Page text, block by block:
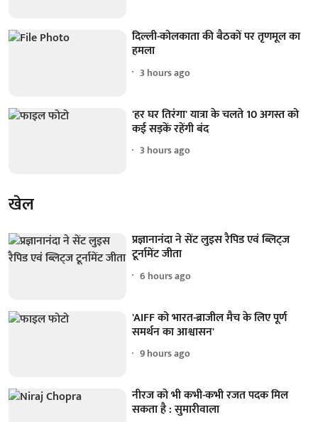
दिल्ली-कोलकाता की बैठकों पर तृणमूल का
हमला
3 hours ago
'हर घर तिरंगा' यात्रा के चलते 10 अगस्त को
कई सड़कें रहेंगी बंद
3 hours ago
खेल
प्रज्ञानानंदा ने सेंट लुइस रैपिड एवं ब्लिट्ज
टूर्नामेंट जीता
6 hours ago
'AIFF को भारत-ब्राजील मैच के लिए पूर्ण
समर्थन का आश्वासन'
9 hours ago
नीरज को भी कभी-कभी रजत पदक मिल
सकता है : सुमारीवाला